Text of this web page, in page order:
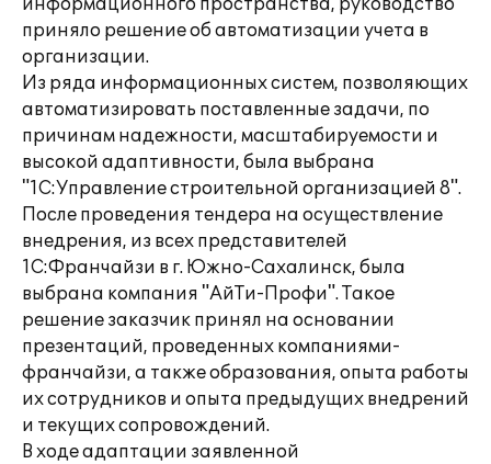
информационного пространства, руководство
приняло решение об автоматизации учета в
организации.
Из ряда информационных систем, позволяющих
автоматизировать поставленные задачи, по
причинам надежности, масштабируемости и
высокой адаптивности, была выбрана
"1С:Управление строительной организацией 8".
После проведения тендера на осуществление
внедрения, из всех представителей
1С:Франчайзи в г. Южно-Сахалинск, была
выбрана компания "АйТи-Профи". Такое
решение заказчик принял на основании
презентаций, проведенных компаниями-
франчайзи, а также образования, опыта работы
их сотрудников и опыта предыдущих внедрений
и текущих сопровождений.
В ходе адаптации заявленной